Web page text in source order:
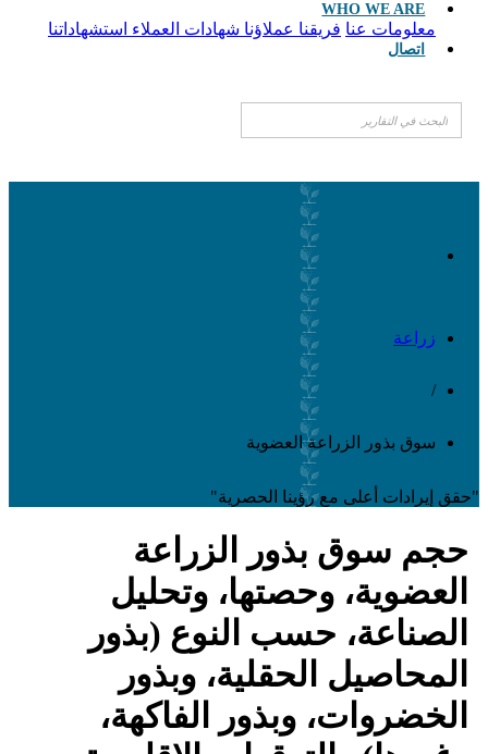
WHO WE ARE
معلومات عنا فريقنا عملاؤنا شهادات العملاء استشهاداتنا
اتصال
زراعة
/
سوق بذور الزراعة العضوية
"حقق إيرادات أعلى مع رؤينا الحصرية"
حجم سوق بذور الزراعة
العضوية، وحصتها، وتحليل
الصناعة، حسب النوع (بذور
المحاصيل الحقلية، وبذور
الخضروات، وبذور الفاكهة،